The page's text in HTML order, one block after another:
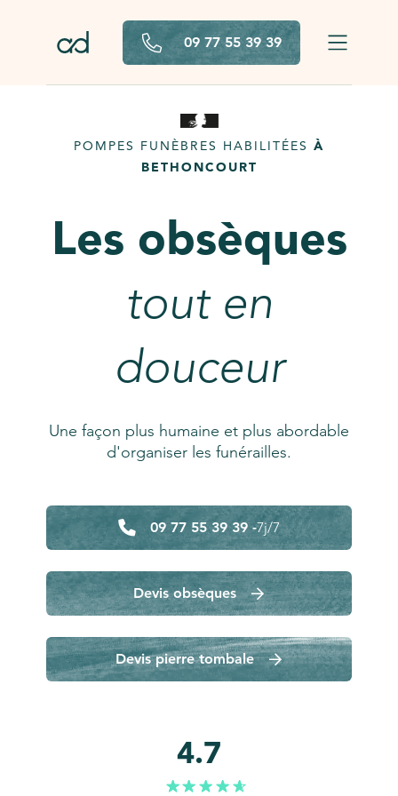
09 77 55 39 39
POMPES FUNÈBRES HABILITÉES À
BETHONCOURT
Les obsèques
tout en
douceur
Une façon plus humaine et plus abordable
d'organiser les funérailles.
09 77 55 39 39 -7j/7
Devis obsèques
Devis pierre tombale
4.7